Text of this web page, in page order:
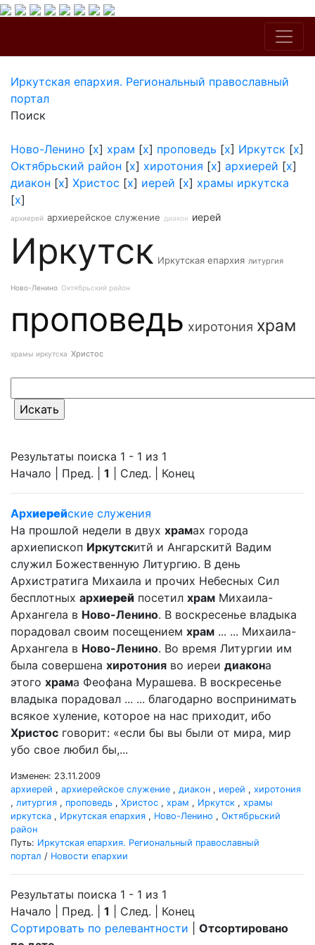
Иркутская епархия. Региональный православный
портал
Поиск
Ново-Ленино [x] храм [x] проповедь [x] Иркутск [x]
Октябрьский район [x] хиротония [x] архиерей [x]
диакон [x] Христос [x] иерей [x] храмы иркутска
[x]
архиерей архиерейское служение диакон иерей
Иркутск Иркутская епархия литургия
Ново-Ленино Октябрьский район
проповедь хиротония храм
храмы иркутска Христос
Результаты поиска 1 - 1 из 1
Начало | Пред. | 1 | След. | Конец
Архиерейские служения
На прошлой недели в двух храмах города
архиепископ Иркутскитй и Ангарскитй Вадим
служил Божественную Литургию. В день
Архистратига Михаила и прочих Небесных Сил
бесплотных архиерей посетил храм Михаила-
Архангела в Ново-Ленино. В воскресенье владыка
порадовал своим посещением храм ... ... Михаила-
Архангела в Ново-Ленино. Во время Литургии им
была совершена хиротония во иереи диакона
этого храма Феофана Мурашева. В воскресенье
владыка порадовал ... ... благодарно воспринимать
всякое хуление, которое на нас приходит, ибо
Христос говорит: «если бы вы были от мира, мир
убо свое любил бы,...
Изменен: 23.11.2009
архиерей , архиерейское служение , диакон , иерей , хиротония
, литургия , проповедь , Христос , храм , Иркутск , храмы
иркутска , Иркутская епархия , Ново-Ленино , Октябрьский
район
Путь: Иркутская епархия. Региональный православный
портал / Новости епархии
Результаты поиска 1 - 1 из 1
Начало | Пред. | 1 | След. | Конец
Сортировать по релевантности
Отсортировано